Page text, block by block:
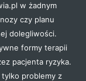
w żadnym
czy planu
dolegliwości.
formy terapii
pacjenta ryzyka.
problemy z